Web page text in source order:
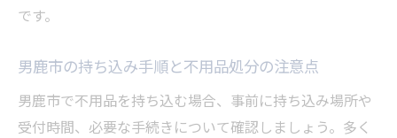
です。
男鹿市の持ち込み手順と不用品処分の注意点
男鹿市で不用品を持ち込む場合、事前に持ち込み場所や
受付時間、必要な手続きについて確認しましょう。多く